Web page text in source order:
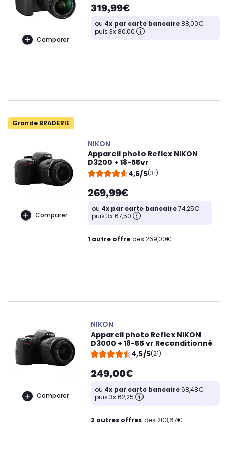
Comparer
319,99€
ou 4x par carte bancaire88,00€
puis 3x 80,00
Grande BRADERIE
Comparer
NIKON
Appareil photo Reflex NIKON
D3200 + 18-55vr
4,6/5(31)
269,99€
ou 4x par carte bancaire74,25€
puis 3x 67,50
1 autre offre dès 269,00€
Comparer
NIKON
Appareil photo Reflex NIKON
D3000 + 18-55 vr Reconditionné
4,5/5(21)
249,00€
ou 4x par carte bancaire68,48€
puis 3x 62,25
2 autres offres dès 203,67€